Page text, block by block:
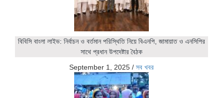
বিবিসি বাংলা লাইভ: নির্বাচন ও বর্তমান পরিস্থিতি নিয়ে বিএনপি, জামায়াত ও এনসিপির
সাথে প্রধান উপদেষ্টার বৈঠক
September 1, 2025 / সব খবর